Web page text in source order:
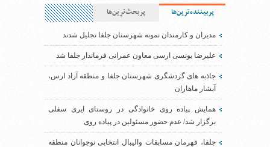
پربیننده‌ترین‌ها پربحث‌ترین‌ها
مدیران و کارمندان نمونه شهرستان جلفا تجلیل شدند
علیرضا یونسی ارسی معاون عمرانی فرماندار جلفا شد
جاذبه های گردشگری شهرستان جلفا و منطقه آزاد ارس،
آبشار ماهاران
همایش پیاده روی خانوادگی در روستای ایری سفلی
برگزار شد/ عدم حضور مسئولین در پیاده روی
جلفا، قهرمان مسابقات والیبال انتخابی نوجوانان منطقه